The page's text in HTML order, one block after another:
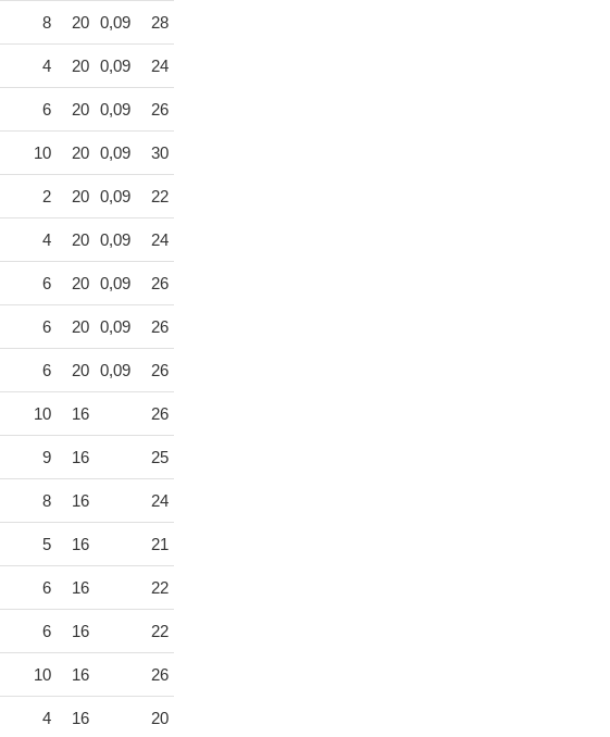
8 20 0,09 28
4 20 0,09 24
6 20 0,09 26
10 20 0,09 30
2 20 0,09 22
4 20 0,09 24
6 20 0,09 26
6 20 0,09 26
6 20 0,09 26
10 16 26
9 16 25
8 16 24
5 16 21
6 16 22
6 16 22
10 16 26
4 16 20